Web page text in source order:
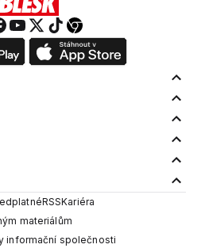
RSSKariéra
materiálům
informační společnosti